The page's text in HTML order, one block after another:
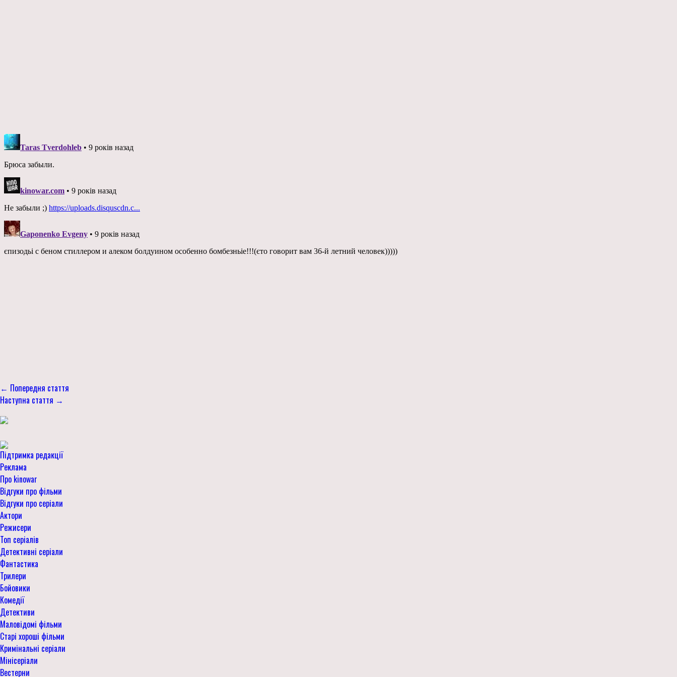
← Попередня стаття
Наступна стаття →
Підтримка редакції
Реклама
Про kinowar
Відгуки про фільми
Відгуки про серіали
Актори
Режисери
Топ серіалів
Детективні серіали
Фантастика
Трилери
Бойовики
Комедії
Детективи
Маловідомі фільми
Старі хороші фільми
Кримінальні серіали
Мінісеріали
Вестерни